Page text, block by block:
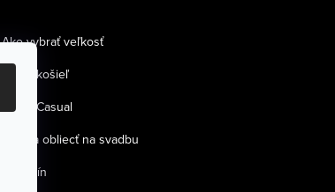
Ako vybrať veľkosť
Strihy košieľ
Smart Casual
Ako sa obliecť na svadbu
Magazín